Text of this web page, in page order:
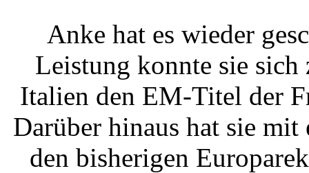
Anke hat es wieder
Leistung konnte sie
Italien den EM-Titel der
Darüber hinaus hat sie
den bisherigen